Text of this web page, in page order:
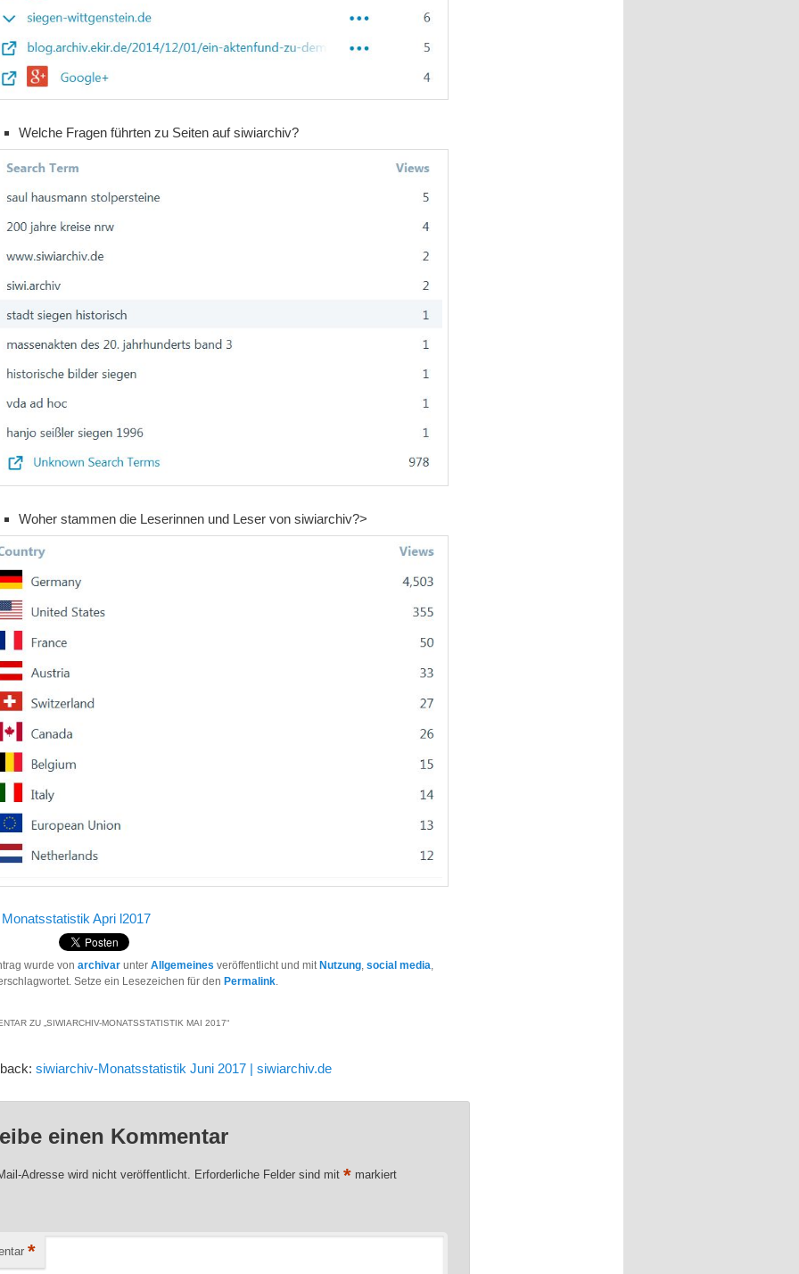
Welche Fragen führten zu Seiten auf siwiarchiv?
Woher stammen die Leserinnen und Leser von siwiarchiv?>
Monatsstatistik Apri l2017
wurde vonarchivar unterAllgemeines veröffentlicht und mit Nutzung,social media,
Setze ein Lesezeichen für den Permalink.
ZU „SIWIARCHIV-MONATSSTATISTIK MAI 2017“
siwiarchiv-Monatsstatistik Juni 2017 | siwiarchiv.de
einen Kommentar
Adresse wird nicht veröffentlicht. Erforderliche Felder sind mit* markiert
*